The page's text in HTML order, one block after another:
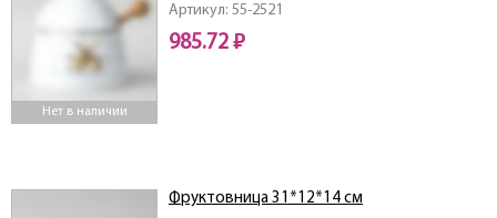
Нет в наличии
Артикул: 55-2521
985.72 ₽
Фруктовница 31*12*14 см